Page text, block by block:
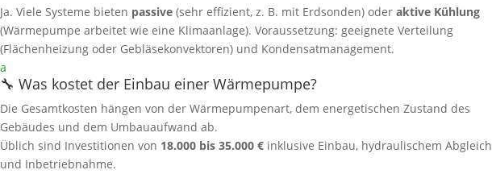
Ja. Viele Systeme bieten passive (sehr effizient, z. B. mit Erdsonden) oder aktive Kühlung
(Wärmepumpe arbeitet wie eine Klimaanlage). Voraussetzung: geeignete Verteilung
(Flächenheizung oder Gebläsekonvektoren) und Kondensatmanagement.
a
🔧 Was kostet der Einbau einer Wärmepumpe?
Die Gesamtkosten hängen von der Wärmepumpenart, dem energetischen Zustand des
Gebäudes und dem Umbauaufwand ab.
Üblich sind Investitionen von 18.000 bis 35.000 € inklusive Einbau, hydraulischem Abgleich
und Inbetriebnahme.